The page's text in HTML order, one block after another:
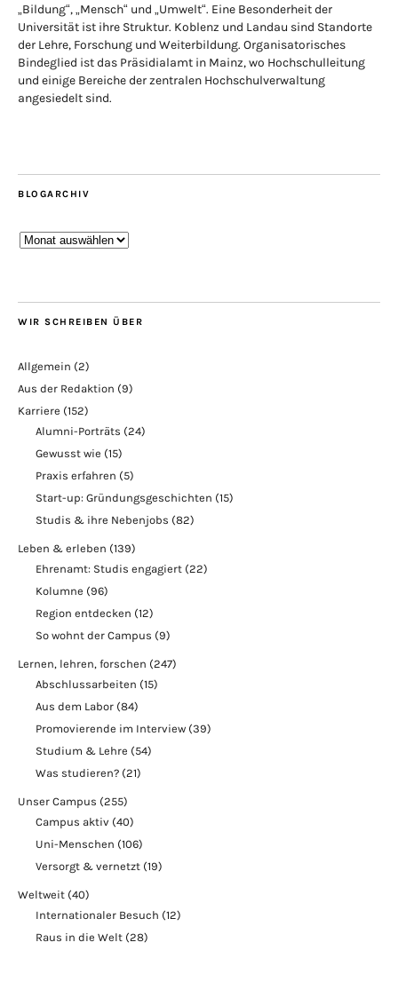
„Bildung“, „Mensch“ und „Umwelt“. Eine Besonderheit der
Universität ist ihre Struktur. Koblenz und Landau sind Standorte
der Lehre, Forschung und Weiterbildung. Organisatorisches
Bindeglied ist das Präsidialamt in Mainz, wo Hochschulleitung
und einige Bereiche der zentralen Hochschulverwaltung
angesiedelt sind.
BLOGARCHIV
Blogarchiv
WIR SCHREIBEN ÜBER
Allgemein (2)
Aus der Redaktion (9)
Karriere (152)
Alumni-Porträts (24)
Gewusst wie (15)
Praxis erfahren (5)
Start-up: Gründungsgeschichten (15)
Studis & ihre Nebenjobs (82)
Leben & erleben (139)
Ehrenamt: Studis engagiert (22)
Kolumne (96)
Region entdecken (12)
So wohnt der Campus (9)
Lernen, lehren, forschen (247)
Abschlussarbeiten (15)
Aus dem Labor (84)
Promovierende im Interview (39)
Studium & Lehre (54)
Was studieren? (21)
Unser Campus (255)
Campus aktiv (40)
Uni-Menschen (106)
Versorgt & vernetzt (19)
Weltweit (40)
Internationaler Besuch (12)
Raus in die Welt (28)